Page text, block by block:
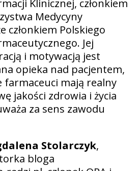
Klinicznej, członkiem
Medycyny
członkiem Polskiego
Jej
i motywacją jest
opieka nad pacjentem,
farmaceuci mają realny
jakości zdrowia i życia
za sens zawodu
Stolarczyk,
bloga